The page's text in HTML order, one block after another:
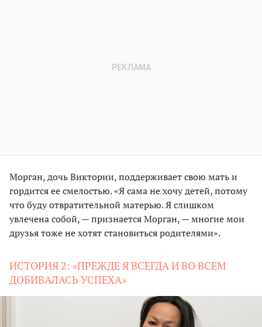
Морган, дочь Виктории, поддерживает свою мать и
гордится ее смелостью. «Я сама не хочу детей, потому
что буду отвратительной матерью. Я слишком
увлечена собой, — признается Морган, — многие мои
друзья тоже не хотят становиться родителями».
ИСТОРИЯ 2: «ПРЕЖДЕ Я ВСЕГДА И ВО ВСЕМ
ДОБИВАЛАСЬ УСПЕХА»